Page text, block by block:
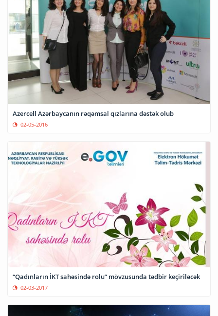
Azercell Azərbaycanın rəqəmsal qızlarına dəstək olub
02-05-2016
“Qadınların İKT sahəsində rolu” mövzusunda tədbir keçiriləcək
02-03-2017